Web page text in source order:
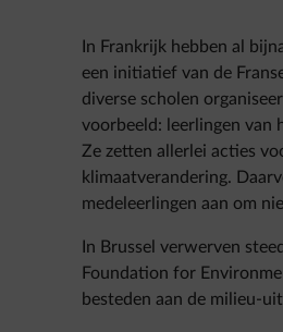
In Frankrijk hebben al
een initiatief van de
diverse scholen
voorbeeld: leerlingen van
Ze zetten allerlei acties
klimaatverandering.
medeleerlingen aan om
In Brussel verwerven
Foundation for
besteden aan de milieu-